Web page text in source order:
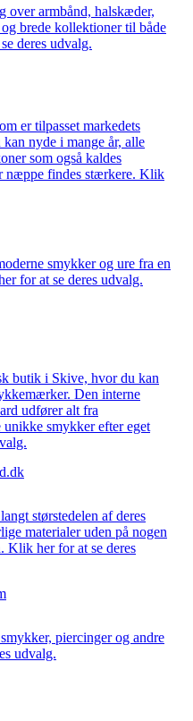
over armbånd, halskæder,
brede kollektioner til både
deres udvalg.
er tilpasset markedets
nyde i mange år, alle
som også kaldes
næppe findes stærkere. Klik
smykker og ure fra en
for at se deres udvalg.
butik i Skive, hvor du kan
Den interne
udfører alt fra
unikke smykker efter eget
størstedelen af deres
materialer uden på nogen
Klik her for at se deres
piercinger og andre
udvalg.